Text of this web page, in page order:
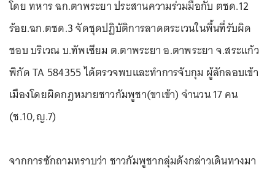
โดย ทหาร ฉก.ตาพระยา ประสานความร่วมมือกับ ตชด.12
ร้อย.ฉก.ตชด.3 จัดชุดปฏิบัติการลาดตระเวนในพื้นที่รับผิด
ชอบ บริเวณ บ.ทัพเซียม ต.ตาพระยา อ.ตาพระยา จ.สระแก้ว
พิกัด TA 584355 ได้ตรวจพบและทำการจับกุม ผู้ลักลอบเข้า
เมืองโดยผิดกฎหมายชาวกัมพูชา(ขาเข้า) จำนวน 17 คน
(ช.10,ญ.7)
จากการซักถามทราบว่า ชาวกัมพูชากลุ่มดังกล่าวเดินทางมา